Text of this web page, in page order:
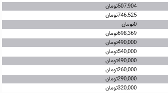
507,904تومان
746,525تومان
0تومان
698,369تومان
490,000تومان
540,000تومان
490,000تومان
260,000تومان
290,000تومان
320,000تومان